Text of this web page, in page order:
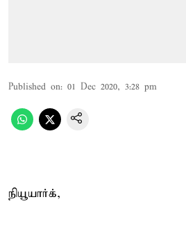
Published on: 01 Dec 2020, 3:28 pm
நியூயார்க்,